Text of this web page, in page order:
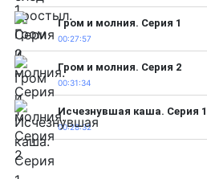
Гром и молния. Серия 1
00:27:57
Гром и молния. Серия 2
00:31:34
Исчезнувшая каша. Серия 1
00:28:32